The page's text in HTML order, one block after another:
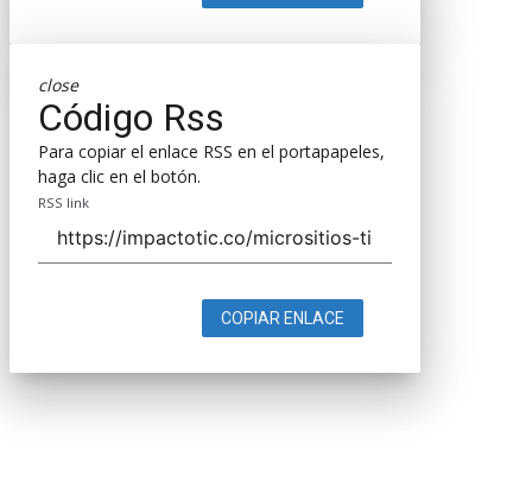
close
Código Rss
Para copiar el enlace RSS en el portapapeles,
haga clic en el botón.
RSS link
COPIAR ENLACE